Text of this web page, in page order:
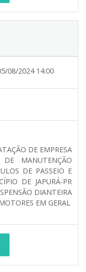
08/2024 14:00
DE EMPRESA
DE MANUTENÇÃO
DE PASSEIO E
DE JAPURÁ-PR
DIANTEIRA
EM GERAL